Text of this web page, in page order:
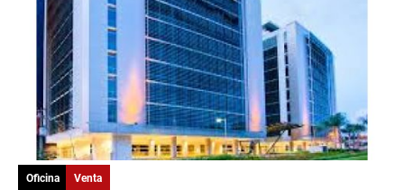
Oficina Venta